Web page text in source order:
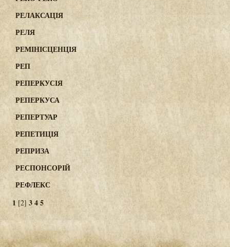
РЕЛАКСАЦІЯ
РЕЛЯ
РЕМІНІСЦЕНЦІЯ
РЕП
РЕПЕРКУСІЯ
РЕПЕРКУСА
РЕПЕРТУАР
РЕПЕТИЦІЯ
РЕПРИЗА
РЕСПОНСОРІЙ
РЕФЛЕКС
1 [2] 345